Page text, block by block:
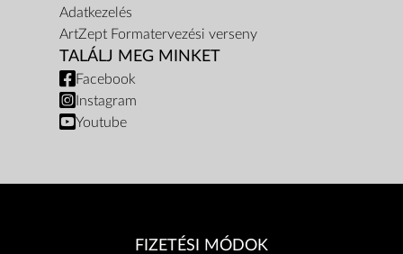
Adatkezelés
ArtZept Formatervezési verseny
TALÁLJ MEG MINKET
Facebook
Instagram
Youtube
FIZETÉSI MÓDOK